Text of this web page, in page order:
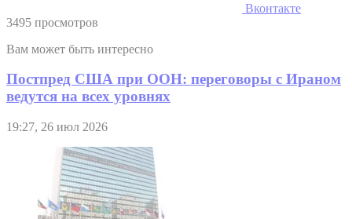
Вконтакте
3495 просмотров
Вам может быть интересно
Постпред США при ООН: переговоры с Ираном
ведутся на всех уровнях
19:27, 26 июл 2026